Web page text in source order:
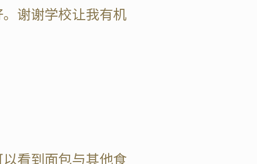
谢谢学校让我有机
看到面包与其他食